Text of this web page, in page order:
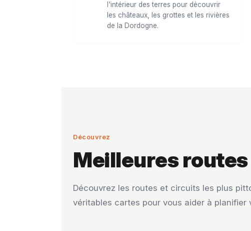
l'intérieur des terres pour découvrir
les châteaux, les grottes et les rivières
de la Dordogne.
Découvrez
Meilleures routes
Découvrez les routes et circuits les plus
véritables cartes pour vous aider à planifier